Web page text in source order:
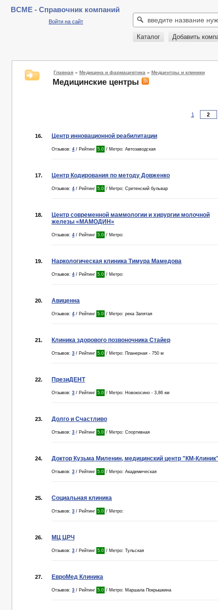
BCME - Справочник компаний
Войти на сайт
Каталог Добавить
Главная » Медицина и фармацевтика » Медцентры и клиники
Медицинские центры
1
16. Центр инновационной реабилитации
Отзывов: 4 / Рейтинг 5.0 / Метро: Автозаводская
17. Центр Кодирования по методу Довженко
Отзывов: 4 / Рейтинг 5.0 / Метро: Сретенский бульвар
18.
Центр современной маммологии и хирургии молочной
железы «МАМОДИН»
Отзывов: 4 / Рейтинг 5.0 / Метро:
19. Наркологическая клиника Тимура Мамедова
Отзывов: 4 / Рейтинг 5.0 / Метро:
20. Авиценна
Отзывов: 4 / Рейтинг 5.0 / Метро: река Запятая
21. Клиника здорового позвоночника Стайер
Отзывов: 3 / Рейтинг 5.0 / Метро: Планерная - 750 м
22. ПрезиДЕНТ
Отзывов: 3 / Рейтинг 5.0 / Метро: Новокосино - 3,86 км
23. Долго и Счастливо
Отзывов: 3 / Рейтинг 5.0 / Метро: Спортивная
24. Доктор Кузьма Миленин, медицинский центр "КМ-
Отзывов: 3 / Рейтинг 5.0 / Метро: Академическая
25. Социальная клиника
Отзывов: 3 / Рейтинг 5.0 / Метро:
26. МЦ ЦРЧ
Отзывов: 3 / Рейтинг 5.0 / Метро: Тульская
27. ЕвроМед Клиника
Отзывов: 3 / Рейтинг 5.0 / Метро: Маршала Покрышкина